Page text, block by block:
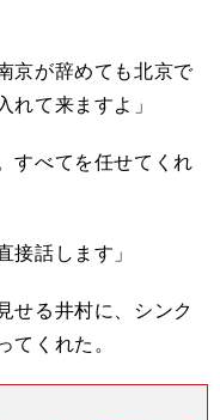
京が辞めても北京で
れて来ますよ」
すべてを任せてくれ
接話します」
せる井村に、シンク
てくれた。